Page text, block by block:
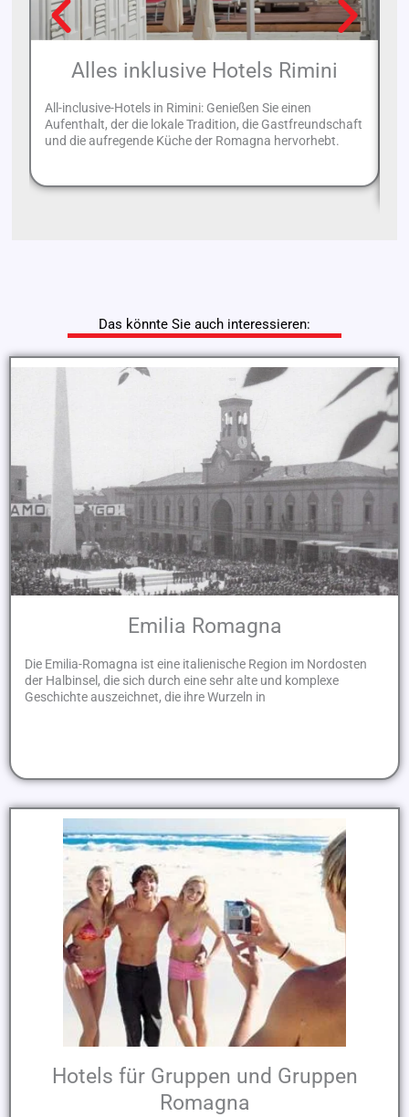
Alles inklusive Hotels Rimini
All-inclusive-Hotels in Rimini: Genießen Sie einen
Aufenthalt, der die lokale Tradition, die Gastfreundschaft
und die aufregende Küche der Romagna hervorhebt.
Das könnte Sie auch interessieren:
Emilia Romagna
Die Emilia-Romagna ist eine italienische Region im Nordosten
der Halbinsel, die sich durch eine sehr alte und komplexe
Geschichte auszeichnet, die ihre Wurzeln in
Hotels für Gruppen und Gruppen
Romagna